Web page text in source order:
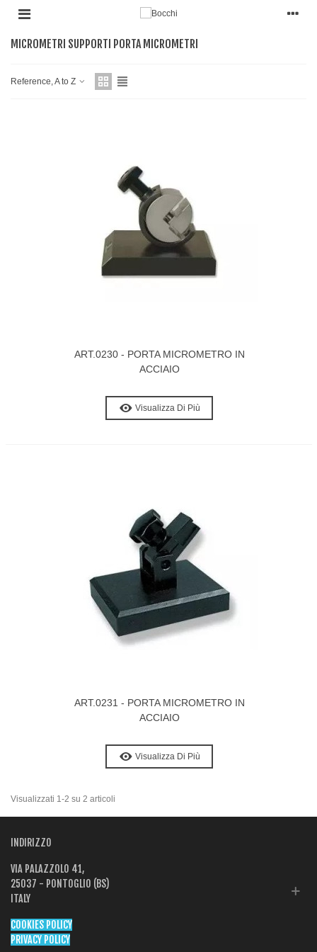
MICROMETRI SUPPORTI PORTA MICROMETRI
Reference, A to Z
ART.0230 - PORTA MICROMETRO IN
ACCIAIO
Visualizza Di Più
ART.0231 - PORTA MICROMETRO IN
ACCIAIO
Visualizza Di Più
Visualizzati 1-2 su 2 articoli
INDIRIZZO
VIA PALAZZOLO 41,
25037 - PONTOGLIO (BS)
ITALY
COOKIES POLICY
PRIVACY POLICY